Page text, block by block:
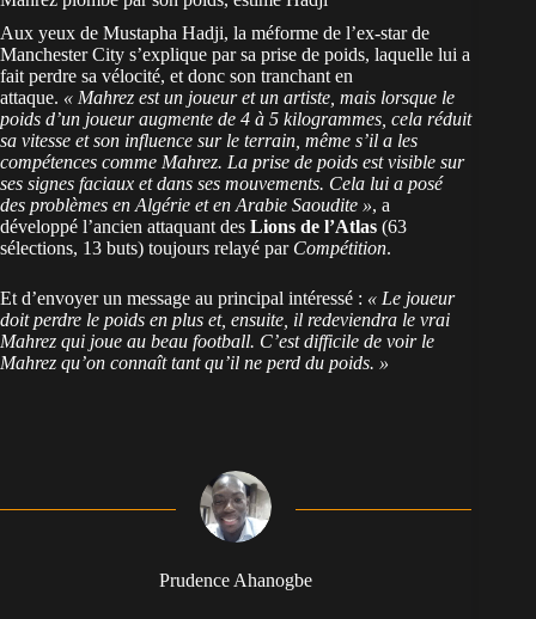
Aux yeux de Mustapha Hadji, la méforme de l’ex-star de
Manchester City s’explique par sa prise de poids, laquelle lui a
fait perdre sa vélocité, et donc son tranchant en
attaque. « Mahrez est un joueur et un artiste, mais lorsque le
poids d’un joueur augmente de 4 à 5 kilogrammes, cela réduit
sa vitesse et son influence sur le terrain, même s’il a les
compétences comme Mahrez. La prise de poids est visible sur
ses signes faciaux et dans ses mouvements. Cela lui a posé
des problèmes en Algérie et en Arabie Saoudite », a
développé l’ancien attaquant des Lions de l’Atlas (63
sélections, 13 buts) toujours relayé par Compétition.
Et d’envoyer un message au principal intéressé : « Le joueur
doit perdre le poids en plus et, ensuite, il redeviendra le vrai
Mahrez qui joue au beau football. C’est difficile de voir le
Mahrez qu’on connaît tant qu’il ne perd du poids. »
Prudence Ahanogbe